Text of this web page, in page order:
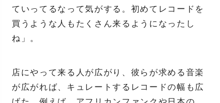
ていってるなって気がする。初めてレコードを
買うような人もたくさん来るようになったし
ね」。
店にやって来る人が広がり、彼らが求める音楽
が広がれば、キュレートするレコードの幅も広